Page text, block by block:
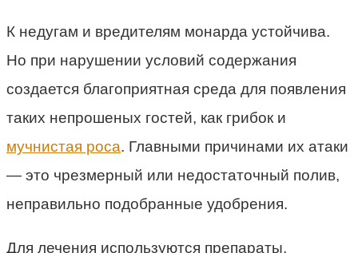
К недугам и вредителям монарда устойчива.
Но при нарушении условий содержания
создается благоприятная среда для появления
таких непрошеных гостей, как грибок и
мучнистая роса. Главными причинами их атаки
— это чрезмерный или недостаточный полив,
неправильно подобранные удобрения.
Для лечения используются препараты,